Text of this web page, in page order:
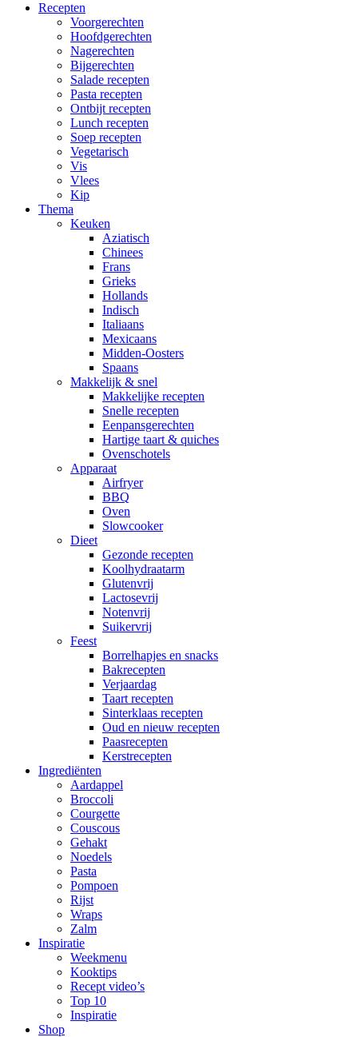
Recepten
Voorgerechten
Hoofdgerechten
Nagerechten
Bijgerechten
Salade recepten
Pasta recepten
Ontbijt recepten
Lunch recepten
Soep recepten
Vegetarisch
Vis
Vlees
Kip
Thema
Keuken
Aziatisch
Chinees
Frans
Grieks
Hollands
Indisch
Italiaans
Mexicaans
Midden-Oosters
Spaans
Makkelijk & snel
Makkelijke recepten
Snelle recepten
Eenpansgerechten
Hartige taart & quiches
Ovenschotels
Apparaat
Airfryer
BBQ
Oven
Slowcooker
Dieet
Gezonde recepten
Koolhydraatarm
Glutenvrij
Lactosevrij
Notenvrij
Suikervrij
Feest
Borrelhapjes en snacks
Bakrecepten
Verjaardag
Taart recepten
Sinterklaas recepten
Oud en nieuw recepten
Paasrecepten
Kerstrecepten
Ingrediënten
Aardappel
Broccoli
Courgette
Couscous
Gehakt
Noedels
Pasta
Pompoen
Rijst
Wraps
Zalm
Inspiratie
Weekmenu
Kooktips
Recept video’s
Top 10
Inspiratie
Shop